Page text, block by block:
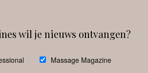
Follow on Instagram
wil je nieuws ontvangen?
Massage Magazine